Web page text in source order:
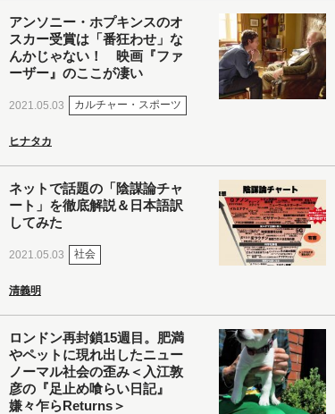
アンソニー・ホプキンスのオ
スカー受賞は「番狂わせ」な
んかじゃない！ 映画『ファ
ーザー』のここが凄い
2021.05.03 カルチャー・スポーツ
ヒナタカ
ネットで話題の「陰謀論チャ
ート」を徹底解説＆日本語訳
してみた
2021.05.03 社会
清義明
ロンドン再封鎖15週目。肥満
やペットに現れ出したニュー
ノーマル社会の歪み＜入江敦
彦の『足止め喰らい日記』
嫌々乍らReturns＞